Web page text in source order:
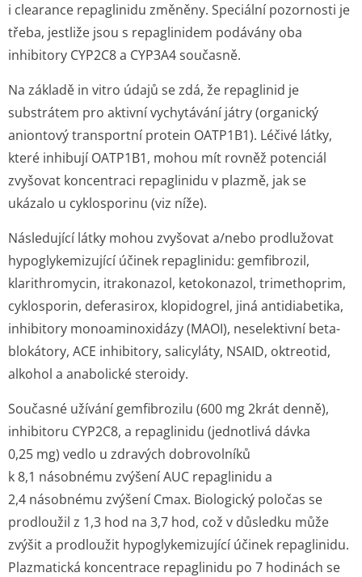
i clearance repaglinidu změněny. Speciální pozornosti je
třeba, jestliže jsou s repaglinidem podávány oba
inhibitory CYP2C8 a CYP3A4 současně.
Na základě in vitro údajů se zdá, že repaglinid je
substrátem pro aktivní vychytávání játry (organický
aniontový transportní protein OATP1B1). Léčivé látky,
které inhibují OATP1B1, mohou mít rovněž potenciál
zvyšovat koncentraci repaglinidu v plazmě, jak se
ukázalo u cyklosporinu (viz níže).
Následující látky mohou zvyšovat a/nebo prodlužovat
hypoglykemizující účinek repaglinidu: gemfibrozil,
klarithromycin, itrakonazol, ketokonazol, trimethoprim,
cyklosporin, deferasirox, klopidogrel, jiná antidiabetika,
inhibitory monoaminoxidázy (MAOI), neselektivní beta-
blokátory, ACE inhibitory, salicyláty, NSAID, oktreotid,
alkohol a anabolické steroidy.
Současné užívání gemfibrozilu (600 mg 2krát denně),
inhibitoru CYP2C8, a repaglinidu (jednotlivá dávka
0,25 mg) vedlo u zdravých dobrovolníků
k 8,1 násobnému zvýšení AUC repaglinidu a
2,4 násobnému zvýšení Cmax. Biologický poločas se
prodloužil z 1,3 hod na 3,7 hod, což v důsledku může
zvýšit a prodloužit hypoglykemizující účinek repaglinidu.
Plazmatická koncentrace repaglinidu po 7 hodinách se